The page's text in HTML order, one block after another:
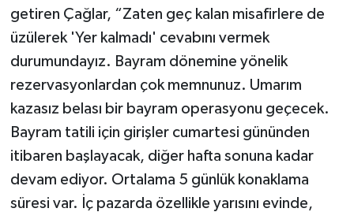
getiren Çağlar, “Zaten geç kalan misafirlere de
üzülerek 'Yer kalmadı' cevabını vermek
durumundayız. Bayram dönemine yönelik
rezervasyonlardan çok memnunuz. Umarım
kazasız belası bir bayram operasyonu geçecek.
Bayram tatili için girişler cumartesi gününden
itibaren başlayacak, diğer hafta sonuna kadar
devam ediyor. Ortalama 5 günlük konaklama
süresi var. İç pazarda özellikle yarısını evinde,